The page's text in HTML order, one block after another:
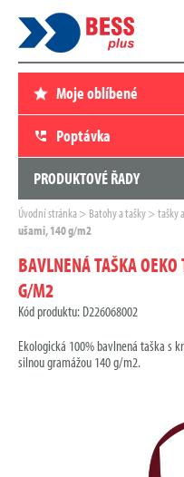
Moje oblíbené
Poptávka
PRODUKTOVÉ ŘADY
Zde
se
nacházíte:
Úvodní stránka Batohy a tašky tašky
ušami, 140 g/m2
BAVLNENÁ TAŠKA
G/M2
Kód produktu: D226068002
Ekologická 100% bavlnená taška s
silnou gramážou 140 g/m2.